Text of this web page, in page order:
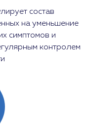
состав
на уменьшение
симптомов и
контролем